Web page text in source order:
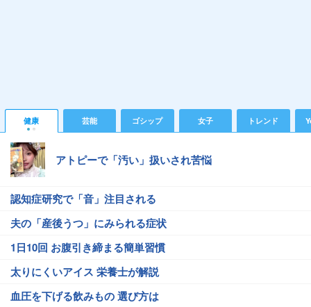
健康 芸能 ゴシップ 女子 トレンド
アトピーで「汚い」扱いされ苦悩
認知症研究で「音」注目される
夫の「産後うつ」にみられる症状
1日10回 お腹引き締まる簡単習慣
太りにくいアイス 栄養士が解説
血圧を下げる飲みもの 選び方は